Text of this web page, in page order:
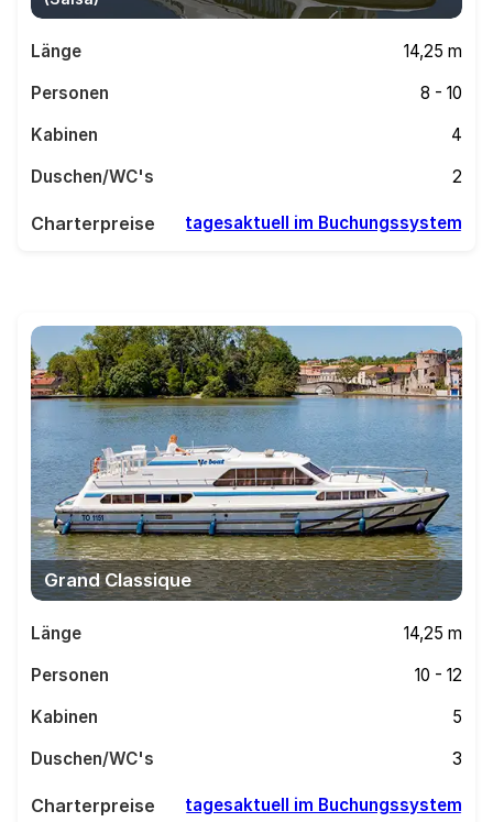
Länge
14,25 m
Personen
8 - 10
Kabinen
4
Duschen/WC's
2
Charterpreise tagesaktuell im Buchungssystem
Grand Classique
Länge
14,25 m
Personen
10 - 12
Kabinen
5
Duschen/WC's
3
Charterpreise tagesaktuell im Buchungssystem